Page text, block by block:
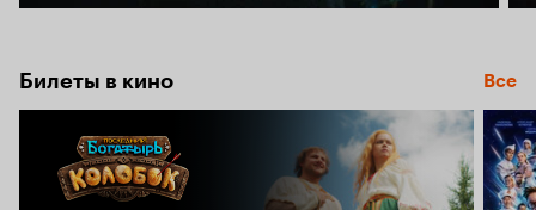
Билеты в кино Все